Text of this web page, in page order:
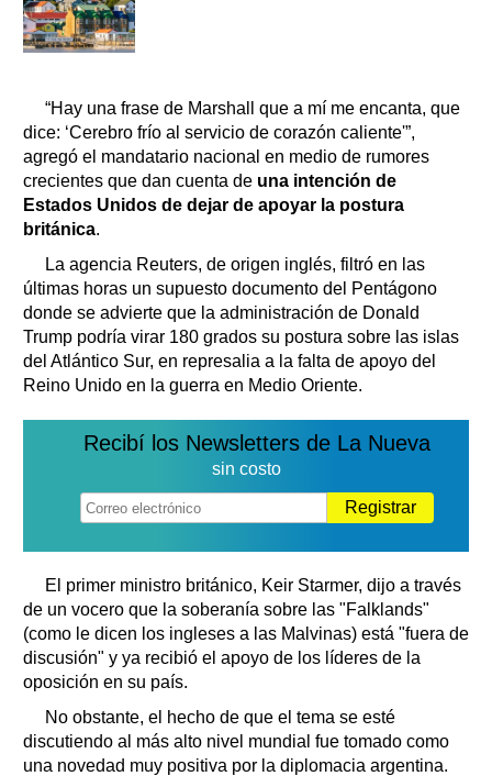
“Hay una frase de Marshall que a mí me encanta, que
dice: ‘Cerebro frío al servicio de corazón caliente'”,
agregó el mandatario nacional en medio de rumores
crecientes que dan cuenta de una intención de
Estados Unidos de dejar de apoyar la postura
británica.
La agencia Reuters, de origen inglés, filtró en las
últimas horas un supuesto documento del Pentágono
donde se advierte que la administración de Donald
Trump podría virar 180 grados su postura sobre las islas
del Atlántico Sur, en represalia a la falta de apoyo del
Reino Unido en la guerra en Medio Oriente.
Recibí los Newsletters de La Nueva
sin costo
Registrar
El primer ministro británico, Keir Starmer, dijo a través
de un vocero que la soberanía sobre las "Falklands"
(como le dicen los ingleses a las Malvinas) está "fuera de
discusión" y ya recibió el apoyo de los líderes de la
oposición en su país.
No obstante, el hecho de que el tema se esté
discutiendo al más alto nivel mundial fue tomado como
una novedad muy positiva por la diplomacia argentina.